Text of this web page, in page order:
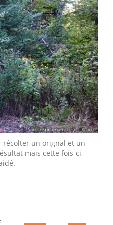
récolter un orignal et un
mais cette fois-ci,